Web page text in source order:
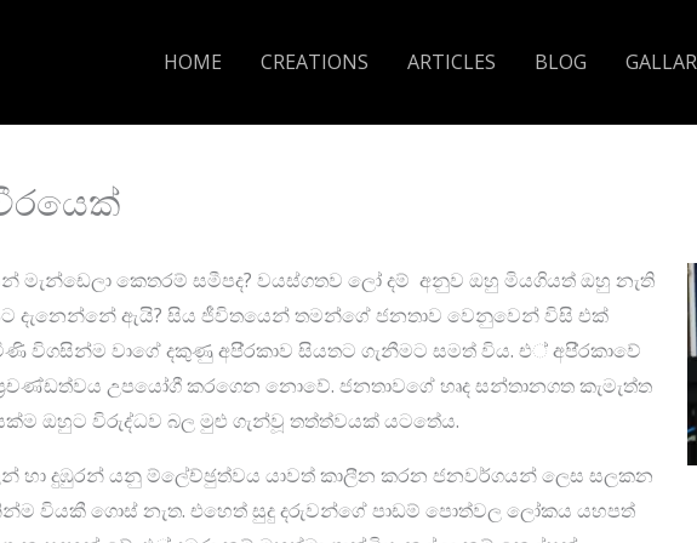
HOME CREATIONS ARTICLES BLOG
මැන්ඩෙලා කෙතරම් සමීපද? වයස්ගතව ලෝ දම් අනුව ඔහු මියගියත් ඔහු නැති
දැනෙන්නේ ඇයි? සිය ජීවිතයෙන් තමන්ගේ ජනතාව වෙනුවෙන් විසි එක්
විගසින්ම වාගේ දකුණු අපි‍්‍රකාව සියතට ගැනීමට සමත් විය. එ් අපි‍්‍රකාවේ
උපයෝගී කරගෙන නොවේ. ජනතාවගේ හෘද සන්තානගත කැමැත්ත
ඔහුට විරුද්ධව බල මුළු ගැන්වූ තත්ත්වයක් යටතේය.
හා දුඹුරන් යනු ම්ලේච්ඡුත්වය යාවත් කාලීන කරන ජනවර්ගයන් ලෙස සලකන
වියකී ගොස් නැත. එහෙත් සුදු දරුවන්ගේ පාඩම් පොත්වල ලෝකය යහපත්